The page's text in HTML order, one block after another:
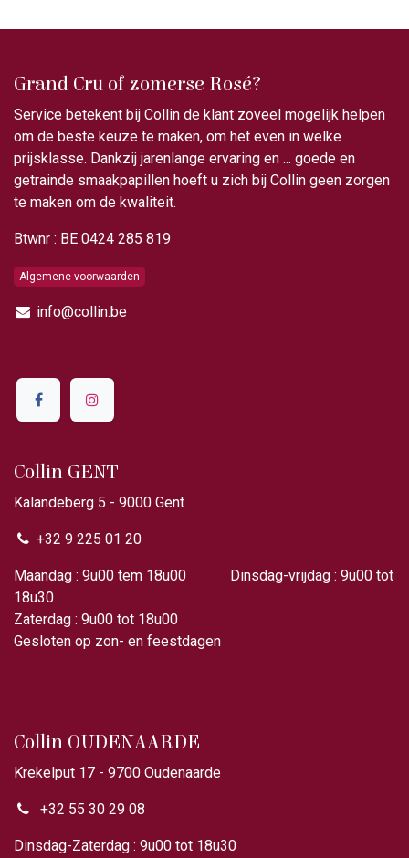
Grand Cru of zomerse Rosé?
Service betekent bij Collin de klant zoveel mogelijk helpen
om de beste keuze te maken, om het even in welke
prijsklasse. Dankzij jarenlange ervaring en ... goede en
getrainde smaakpapillen hoeft u zich bij Collin geen zorgen
te maken om de kwaliteit.
Btwnr : BE 0424 285 819
Algemene voorwaarden
info@collin.be
Collin GENT
Kalandeberg 5 - 9000 Gent​
+32 9 225 01 20
Maandag : 9u00 tem 18u00 Dinsdag-vrijdag : 9u00 tot
18u30
Zaterdag : 9u00 tot 18u00
Gesloten op zon- en feestdagen
Collin OUDENAARDE
Krekelput 17 - 9700 Oudenaarde
+32 55 30 29 08
Dinsdag-Zaterdag : 9u00 tot 18u30